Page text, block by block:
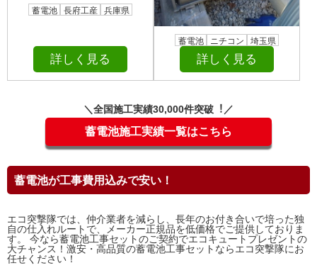
蓄電池 長府工産 兵庫県
詳しく見る
蓄電池 ニチコン 埼玉県
詳しく見る
＼全国施⼯実績30,000件突破︕／
蓄電池施工実績一覧はこちら
蓄電池が工事費用込みで安い！
エコ突撃隊では、仲介業者を減らし、長年のお付き合いで培った独
自の仕入れルートで、メーカー正規品を低価格でご提供しておりま
す。 今なら蓄電池工事セットのご契約でエコキュートプレゼントの
大チャンス！激安・高品質の蓄電池工事セットならエコ突撃隊にお
任せください！